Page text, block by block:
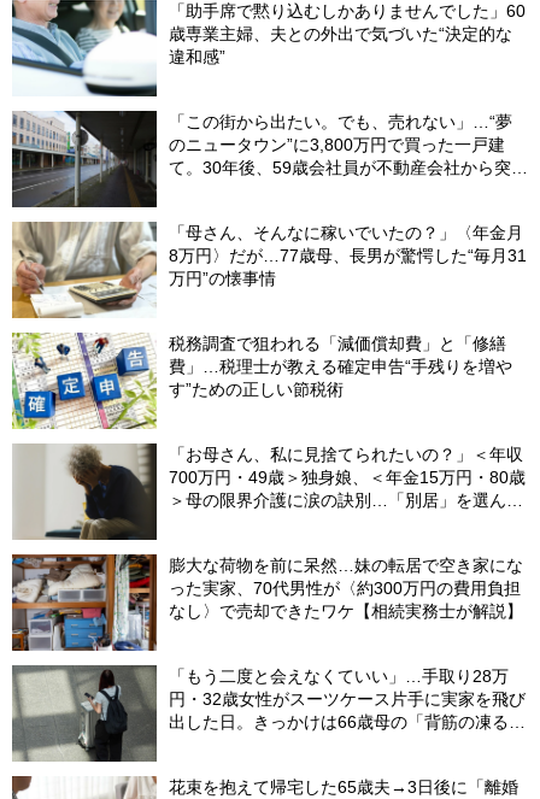
「助手席で黙り込むしかありませんでした」60
歳専業主婦、夫との外出で気づいた“決定的な
違和感”
「この街から出たい。でも、売れない」…“夢
のニュータウン”に3,800万円で買った一戸建
て。30年後、59歳会社員が不動産会社から突き
「母さん、そんなに稼いでいたの？」〈年金月
8万円〉だが…77歳母、長男が驚愕した“毎月31
万円”の懐事情
税務調査で狙われる「減価償却費」と「修繕
費」…税理士が教える確定申告“手残りを増や
す”ための正しい節税術
「お母さん、私に見捨てられたいの？」＜年収
700万円・49歳＞独身娘、＜年金15万円・80歳
＞母の限界介護に涙の訣別…「別居」を選んだ
膨大な荷物を前に呆然…妹の転居で空き家にな
った実家、70代男性が〈約300万円の費用負担
なし〉で売却できたワケ【相続実務士が解説】
「もう二度と会えなくていい」…手取り28万
円・32歳女性がスーツケース片手に実家を飛び
出した日。きっかけは66歳母の「背筋の凍る一
花束を抱えて帰宅した65歳夫→3日後に「離婚